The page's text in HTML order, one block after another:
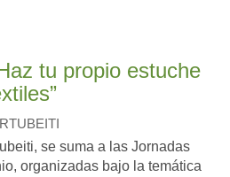
tu propio estuche
se suma a las Jornadas
organizadas bajo la temática